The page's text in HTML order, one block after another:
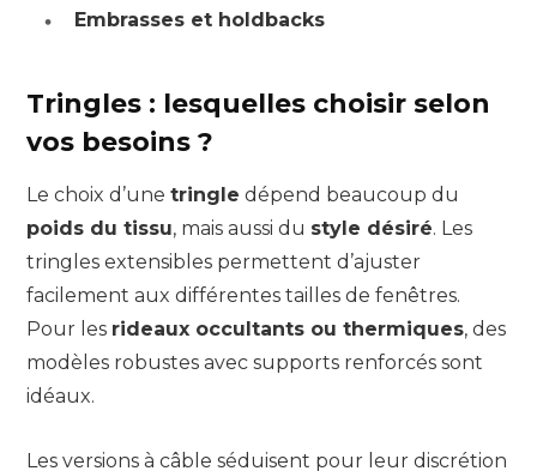
Embrasses et holdbacks
Tringles : lesquelles choisir selon
vos besoins ?
Le choix d’une tringle dépend beaucoup du
poids du tissu, mais aussi du style désiré. Les
tringles extensibles permettent d’ajuster
facilement aux différentes tailles de fenêtres.
Pour les rideaux occultants ou thermiques, des
modèles robustes avec supports renforcés sont
idéaux.
Les versions à câble séduisent pour leur discrétion